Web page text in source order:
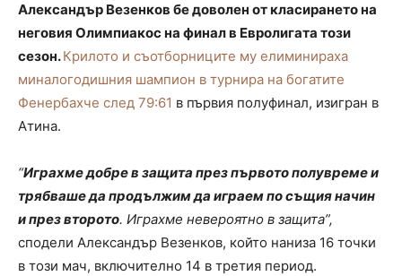
Александър Везенков бе доволен от класирането на
неговия Олимпиакос на финал в Евролигата този
сезон.Крилото и съотборниците му елиминираха
миналогодишния шампион в турнира на богатите
Фенербахче след 79:61 в първия полуфинал, изигран в
Атина.
“Играхме добре в защита през първото полувреме и
трябваше да продължим да играем по същия начин
и през второто. Играхме невероятно в защита”,
сподели Александър Везенков, който наниза 16 точки
в този мач, включително 14 в третия период.